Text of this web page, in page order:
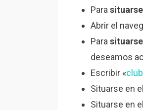
Para
Abrir el
Para
deseamos
Escribir «
Situarse en
Situarse en